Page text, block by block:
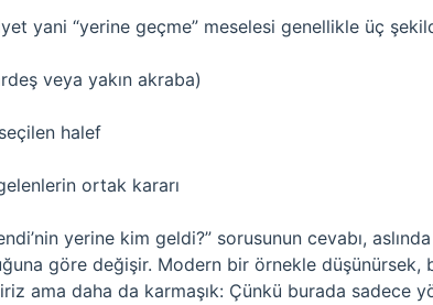
yani “yerine geçme” meselesi genellikle üç
veya yakın akraba)
halef
ortak kararı
yerine kim geldi?” sorusunun cevabı,
göre değişir. Modern bir örnekle düşünürsek,
ama daha da karmaşık: Çünkü burada sadece